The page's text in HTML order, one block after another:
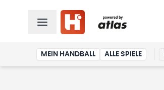
MEIN HANDBALL ALLE SPIELE